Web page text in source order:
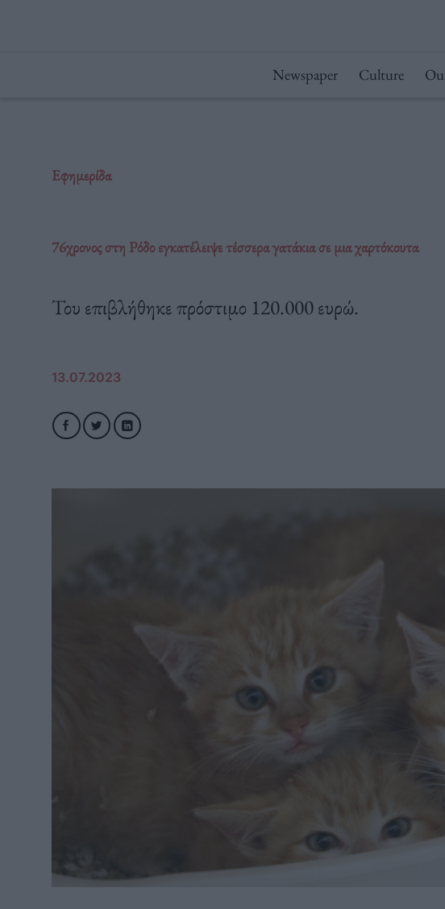
Newspaper Culture
Εφημερίδα
76χρονος στη Ρόδο εγκατέλειψε τέσσερα γατάκια σε μια χαρτόκουτα
Του επιβλήθηκε πρόστιμο 120.000 ευρώ.
13.07.2023